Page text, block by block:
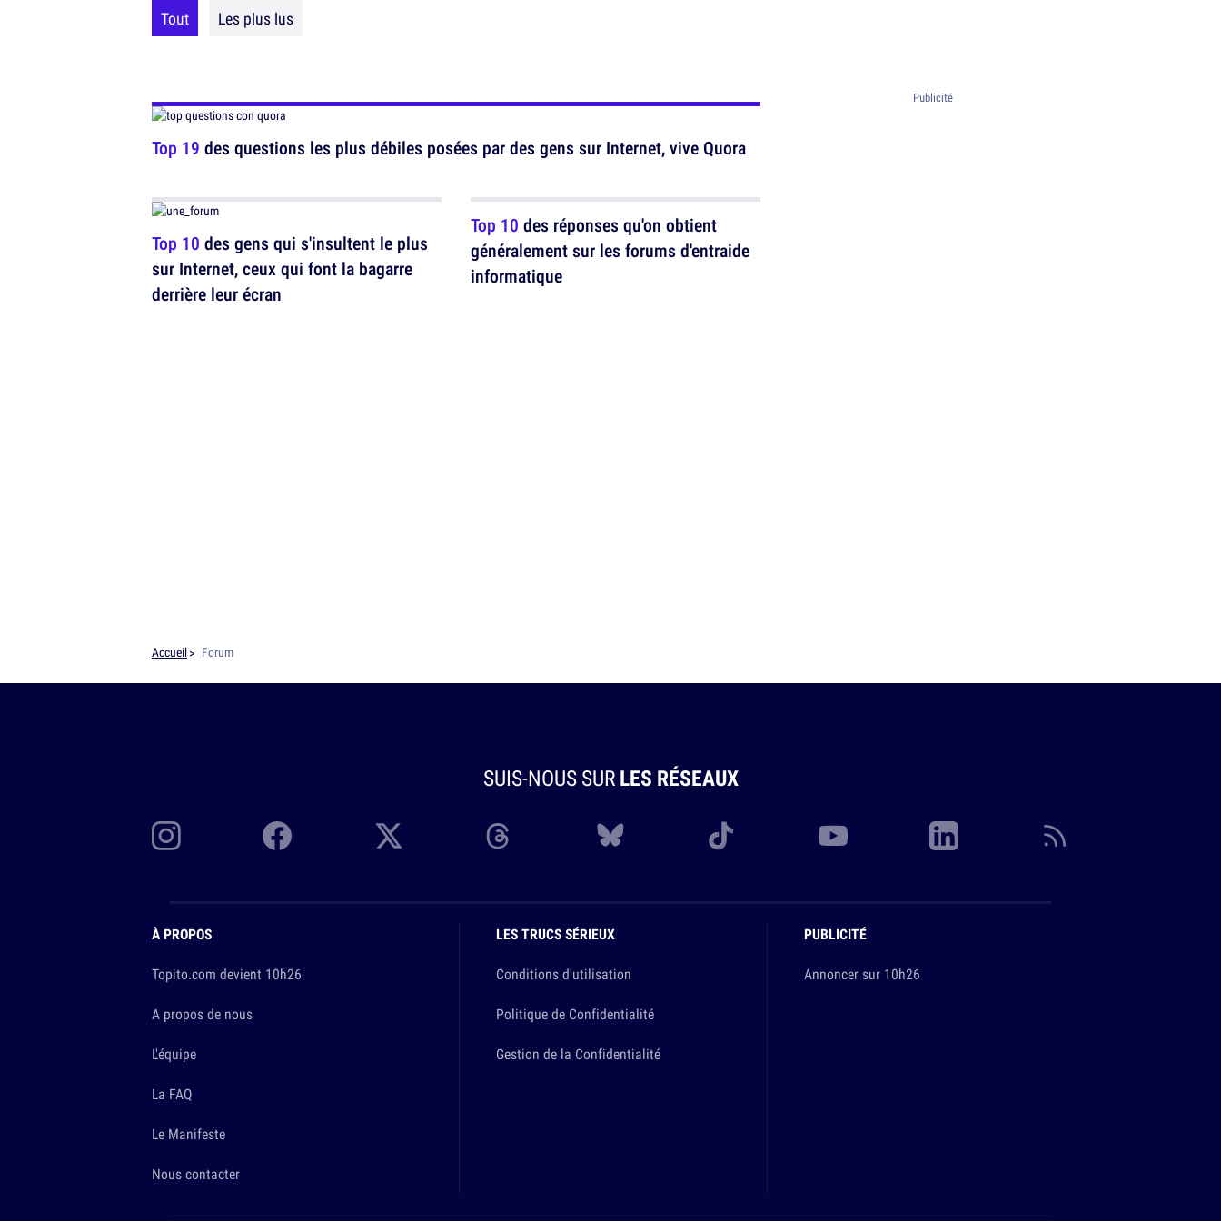
Tout Les plus lus
Top 19 des questions les plus débiles posées par des gens sur Internet, vive Quora
Top 10 des gens qui s'insultent le plus
sur Internet, ceux qui font la bagarre
derrière leur écran
Top 10 des réponses qu'on obtient
généralement sur les forums d'entraide
informatique
Accueil Forum
SUIS-NOUS SURLES RÉSEAUX
À PROPOS
Topito.com devient 10h26
A propos de nous
L'équipe
La FAQ
Le Manifeste
Nous contacter
LES TRUCS SÉRIEUX
Conditions d'utilisation
Politique de Confidentialité
Gestion de la Confidentialité
PUBLICITÉ
Annoncer sur 10h26